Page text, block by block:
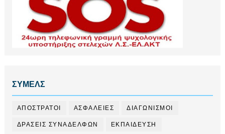
ΣΥΜΕΛΣ
ΑΠΟΣΤΡΑΤΟΙ ΑΣΦΑΛΕΙΕΣ ΔΙΑΓΩΝΙΣΜΟΙ
ΔΡΑΣΕΙΣ ΣΥΝΑΔΕΛΦΩΝ ΕΚΠΑΙΔΕΥΣΗ